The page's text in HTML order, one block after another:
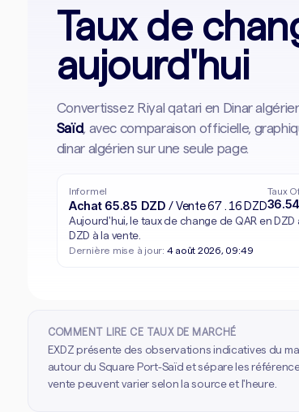
Taux de
aujourd'hui
Convertissez Riyal qatari en Dinar
Saïd, avec comparaison officielle,
dinar algérien sur une seule page.
Informel
Achat 65.85 DZD/ Vente 67.16 DZD
Taux
Aujourd'hui, le taux de change de QAR en
DZD à la vente.
Dernière mise à jour: 4 août 2026, 09:49
COMMENT LIRE CE TAUX DE MARCHÉ
EXDZ présente des observations indicatives du
autour du Square Port-Saïd et sépare les
vente peuvent varier selon la source et l'heure.